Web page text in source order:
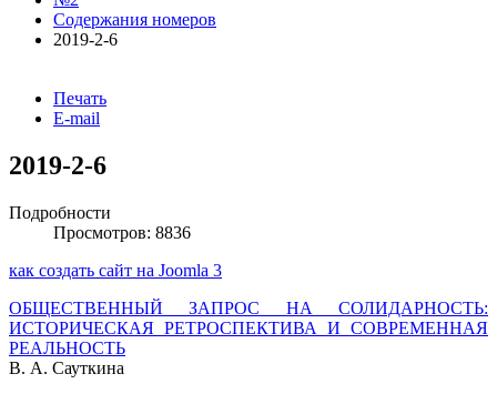
Содержания номеров
2019-2-6
Печать
E-mail
2019-2-6
Подробности
Просмотров: 8836
как создать сайт на Joomla 3
ОБЩЕСТВЕННЫЙ ЗАПРОС НА СОЛИДАРНОСТЬ:
ИСТОРИЧЕСКАЯ РЕТРОСПЕКТИВА И СОВРЕМЕННАЯ
РЕАЛЬНОСТЬ
В. А. Сауткина